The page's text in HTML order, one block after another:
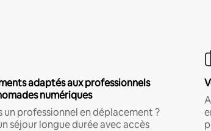
adaptés aux professionnels
numériques
un professionnel en déplacement ?
séjour longue durée avec accès